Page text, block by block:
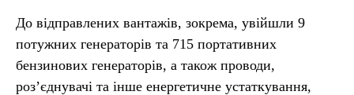
До відправлених вантажів, зокрема, увійшли 9
потужних генераторів та 715 портативних
бензинових генераторів, а також проводи,
роз’єднувачі та інше енергетичне устаткування,